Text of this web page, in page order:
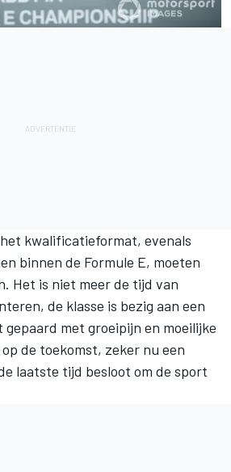
kwalificatieformat, evenals
binnen de Formule E, moeten
Het is niet meer de tijd van
de klasse is bezig aan een
met groeipijn en moeilijke
de toekomst, zeker nu een
laatste tijd besloot om de sport